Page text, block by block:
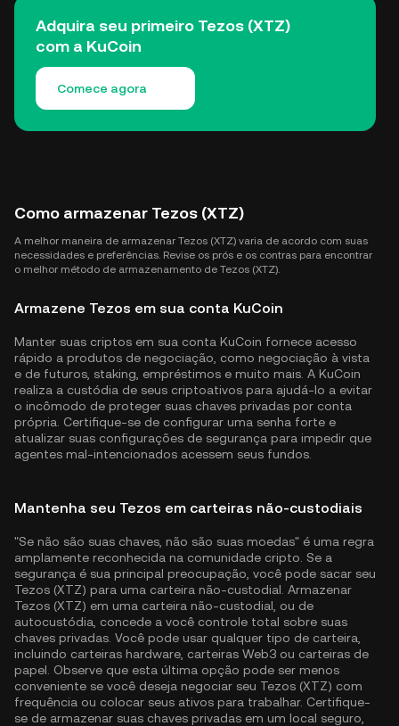
Adquira seu primeiro Tezos (XTZ)
com a KuCoin
Comece agora
Como armazenar Tezos (XTZ)
A melhor maneira de armazenar Tezos (XTZ) varia de acordo com suas
necessidades e preferências. Revise os prós e os contras para encontrar
o melhor método de armazenamento de Tezos (XTZ).
Armazene Tezos em sua conta KuCoin
Manter suas criptos em sua conta KuCoin fornece acesso
rápido a produtos de negociação, como negociação à vista
e de futuros, staking, empréstimos e muito mais. A KuCoin
realiza a custódia de seus criptoativos para ajudá-lo a evitar
o incômodo de proteger suas chaves privadas por conta
própria. Certifique-se de configurar uma senha forte e
atualizar suas configurações de segurança para impedir que
agentes mal-intencionados acessem seus fundos.
Mantenha seu Tezos em carteiras não-custodiais
"Se não são suas chaves, não são suas moedas" é uma regra
amplamente reconhecida na comunidade cripto. Se a
segurança é sua principal preocupação, você pode sacar seu
Tezos (XTZ) para uma carteira não-custodial. Armazenar
Tezos (XTZ) em uma carteira não-custodial, ou de
autocustódia, concede a você controle total sobre suas
chaves privadas. Você pode usar qualquer tipo de carteira,
incluindo carteiras hardware, carteiras Web3 ou carteiras de
papel. Observe que esta última opção pode ser menos
conveniente se você deseja negociar seu Tezos (XTZ) com
frequência ou colocar seus ativos para trabalhar. Certifique-
se de armazenar suas chaves privadas em um local seguro,